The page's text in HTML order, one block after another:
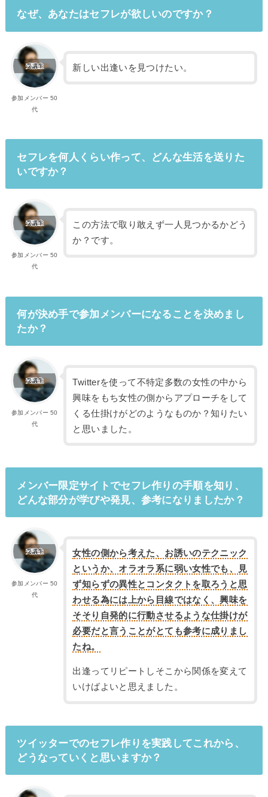
なぜ、あなたはセフレが欲しいのですか？
参加メンバー 50
代
新しい出逢いを見つけたい。
セフレを何人くらい作って、どんな生活を送りた
いですか？
参加メンバー 50
代
この方法で取り敢えず一人見つかるかどう
か？です。
何が決め手で参加メンバーになることを決めまし
たか？
参加メンバー 50
代
Twitterを使って不特定多数の女性の中から
興味をもち女性の側からアプローチをして
くる仕掛けがどのようなものか？知りたい
と思いました。
メンバー限定サイトでセフレ作りの手順を知り、
どんな部分が学びや発見、参考になりましたか？
参加メンバー 50
代
女性の側から考えた、お誘いのテクニック
というか、オラオラ系に弱い女性でも、見
ず知らずの異性とコンタクトを取ろうと思
わせる為には上から目線ではなく、興味を
そそり自発的に行動させるような仕掛けが
必要だと言うことがとても参考に成りまし
たね。
出逢ってリピートしそこから関係を変えて
いけばよいと思えました。
ツイッターでのセフレ作りを実践してこれから、
どうなっていくと思いますか？